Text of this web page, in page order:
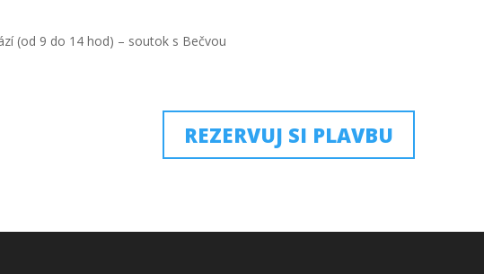
(od 9 do 14 hod) – soutok s Bečvou
REZERVUJ SI PLAVBU